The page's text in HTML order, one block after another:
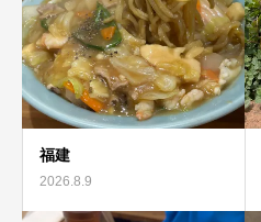
福建
2026.8.9